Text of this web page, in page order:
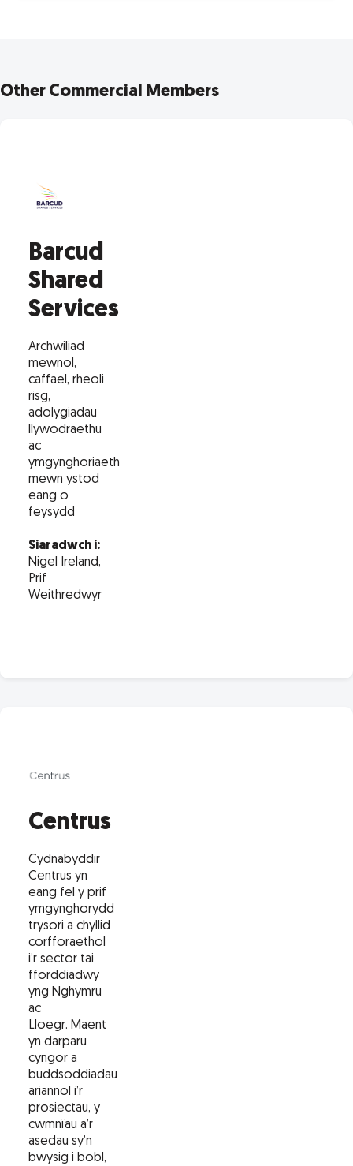
Other Commercial Members
Barcud
Shared
Services
Archwiliad
mewnol,
caffael, rheoli
risg,
adolygiadau
llywodraethu
ac
ymgynghoriaeth
mewn ystod
eang o
feysydd
Siaradwch i:
Nigel Ireland,
Prif
Weithredwyr
Centrus
Cydnabyddir
Centrus yn
eang fel y prif
ymgynghorydd
trysori a chyllid
corfforaethol
i’r sector tai
fforddiadwy
yng Nghymru
ac
Lloegr. Maent
yn darparu
cyngor a
buddsoddiadau
ariannol i’r
prosiectau, y
cwmnïau a’r
asedau sy’n
bwysig i bobl,